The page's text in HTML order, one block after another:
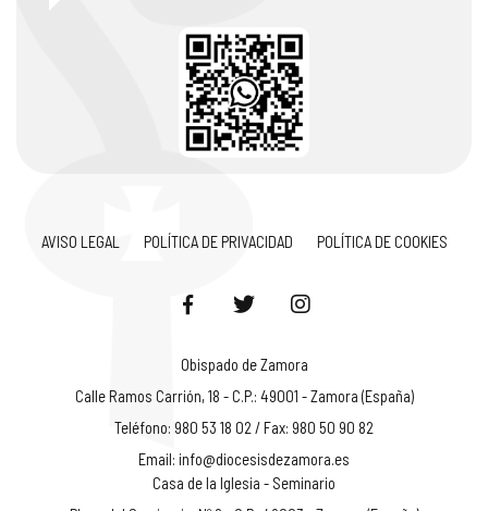
AVISO LEGAL POLÍTICA DE PRIVACIDAD POLÍTICA DE COOKIES
Obispado de Zamora
Calle Ramos Carrión, 18 - C.P.: 49001 - Zamora (España)
Teléfono: 980 53 18 02 / Fax: 980 50 90 82
Email: info@diocesisdezamora.es
Casa de la Iglesia - Seminario